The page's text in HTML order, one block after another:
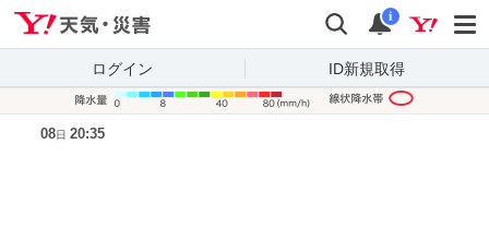
検索 通知
i
ログイン ID新規取得
08日 20:35